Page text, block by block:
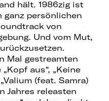
hält. 1986zig ist
ganz persönlichen
von
Und vom Mut,
Mal gestreamten
aus“, „Keine
(feat. Samra)
Jahres releasten